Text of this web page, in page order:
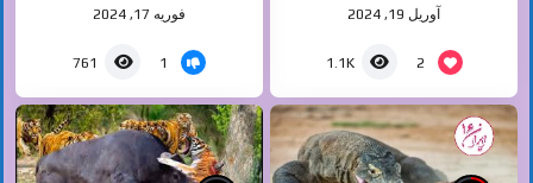
آوریل 19, 2024
2
1.1K
فوریه 17, 2024
1
761